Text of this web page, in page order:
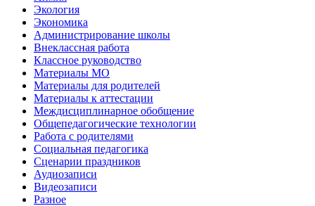
Экология
Экономика
Администрирование школы
Внеклассная работа
Классное руководство
Материалы МО
Материалы для родителей
Материалы к аттестации
Междисциплинарное обобщение
Общепедагогические технологии
Работа с родителями
Социальная педагогика
Сценарии праздников
Аудиозаписи
Видеозаписи
Разное